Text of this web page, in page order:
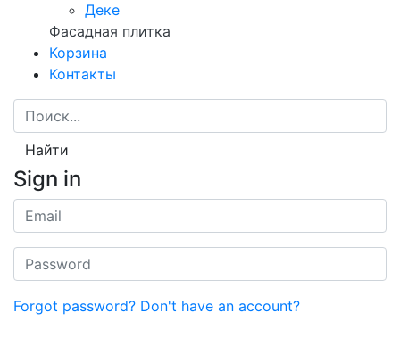
Деке
Фасадная плитка
Корзина
Контакты
Найти
Sign in
Forgot password? Don't have an account?